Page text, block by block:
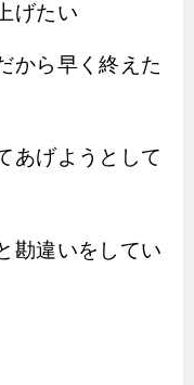
げたい
から早く終えた
あげようとして
勘違いをしてい